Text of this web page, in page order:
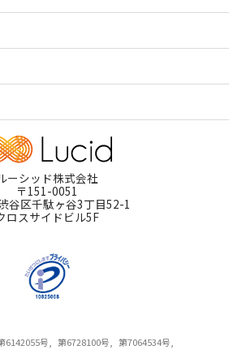
ーシッド株式会社
〒151-0051
谷区千駄ヶ谷3丁目52-1
ロスサイドビル5F
6142055号, 第6728100号, 第7064534号,